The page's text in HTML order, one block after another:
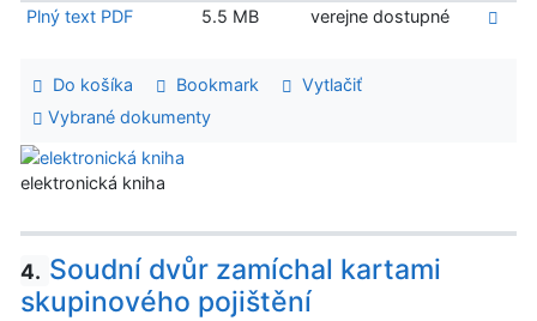
Plný text PDF
5.5 MB verejne dostupné
Do košíka Bookmark
Vytlačiť
Vybrané dokumenty
elektronická kniha
4. Soudní dvůr zamíchal kartami
skupinového pojištění